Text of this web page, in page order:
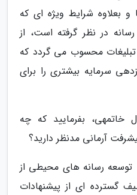
و بعلاوه شرایط ویژه ای که
در نظر گرفته است، از
محسوب می گردد که
سرمایه بیشتری را برای
خاتمهی، بفرمایید که چه
آرمانی مدنظر دارید؟
توسعه رسانه های محیطی از
گسترده ای از پیشنهادات